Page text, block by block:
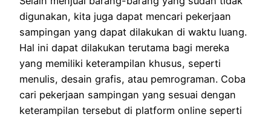
digunakan, kita juga dapat mencari pekerjaan
sampingan yang dapat dilakukan di waktu luang.
Hal ini dapat dilakukan terutama bagi mereka
yang memiliki keterampilan khusus, seperti
menulis, desain grafis, atau pemrograman. Coba
cari pekerjaan sampingan yang sesuai dengan
keterampilan tersebut di platform online seperti